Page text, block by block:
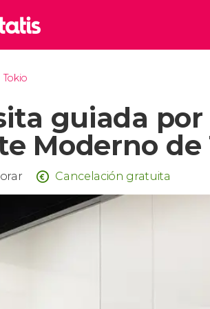
Reino
Tokio
guiada por
Moderno de
Cancelación gratuita